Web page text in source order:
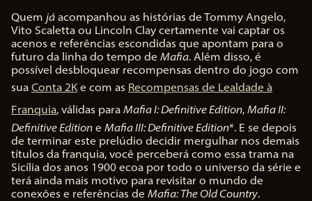
Quem já acompanhou as histórias de Tommy Angelo,
Vito Scaletta ou Lincoln Clay certamente vai captar os
acenos e referências escondidas que apontam para o
futuro da linha do tempo de Mafia. Além disso, é
possível desbloquear recompensas dentro do jogo com
sua Conta 2Ke com as Recompensas de Lealdade à
Franquia, válidas para Mafia I: Definitive Edition, Mafia II:
Definitive Edition e Mafia III: Definitive Edition*. E se depois
de terminar este prelúdio decidir mergulhar nos demais
títulos da franquia, você perceberá como essa trama na
Sicília dos anos 1900 ecoa por todo o universo da série e
terá ainda mais motivo para revisitar o mundo de
conexões e referências de Mafia: The Old Country.